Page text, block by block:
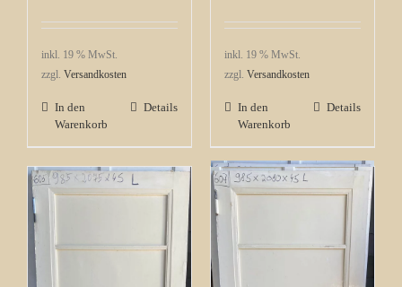
inkl. 19 % MwSt.
zzgl. Versandkosten
In den
Warenkorb
Details
inkl. 19 % MwSt.
zzgl. Versandkosten
In den
Warenkorb
Details